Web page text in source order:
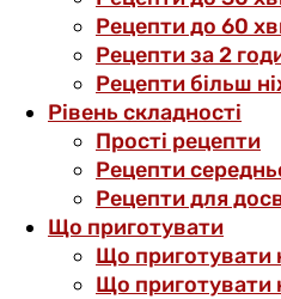
Рецепти до 60
Рецепти за 2
Рецепти більш
Рівень складності
Прості рецепти
Рецепти
Рецепти для
Що приготувати
Що приготувати
Що приготувати